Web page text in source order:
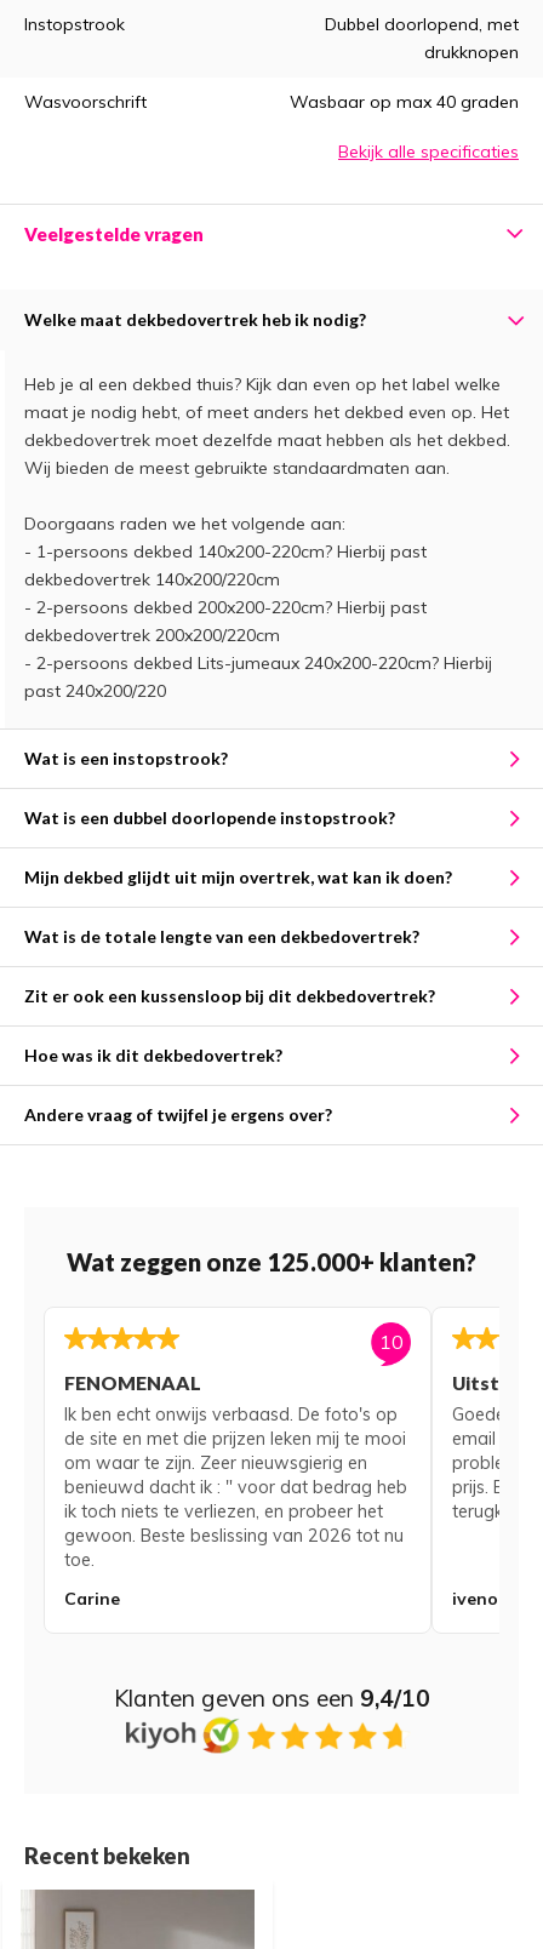
Instopstrook
Dubbel doorlopend, met
drukknopen
Wasvoorschrift Wasbaar op max 40 graden
Bekijk alle specificaties
Veelgestelde vragen
Welke maat dekbedovertrek heb ik nodig?
Heb je al een dekbed thuis? Kijk dan even op het label welke
maat je nodig hebt, of meet anders het dekbed even op. Het
dekbedovertrek moet dezelfde maat hebben als het dekbed.
Wij bieden de meest gebruikte standaardmaten aan.
Doorgaans raden we het volgende aan:
- 1-persoons dekbed 140x200-220cm? Hierbij past
dekbedovertrek 140x200/220cm
- 2-persoons dekbed 200x200-220cm? Hierbij past
dekbedovertrek 200x200/220cm
- 2-persoons dekbed Lits-jumeaux 240x200-220cm? Hierbij
past 240x200/220
Wat is een instopstrook?
Wat is een dubbel doorlopende instopstrook?
Mijn dekbed glijdt uit mijn overtrek, wat kan ik doen?
Wat is de totale lengte van een dekbedovertrek?
Zit er ook een kussensloop bij dit dekbedovertrek?
Hoe was ik dit dekbedovertrek?
Andere vraag of twijfel je ergens over?
Wat zeggen onze 125.000+ klanten?
10
FENOMENAAL
Ik ben echt onwijs verbaasd. De foto's op
de site en met die prijzen leken mij te mooi
om waar te zijn. Zeer nieuwsgierig en
benieuwd dacht ik : " voor dat bedrag heb
ik toch niets te verliezen, en probeer het
gewoon. Beste beslissing van 2026 tot nu
toe.
Carine
Goede
email voor
probleem
prijs. Bij
iveno
Klanten geven ons een 9,4/10
Recent bekeken